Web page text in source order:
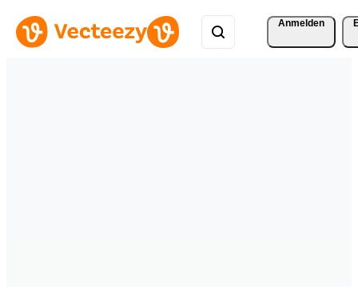
Anmelden